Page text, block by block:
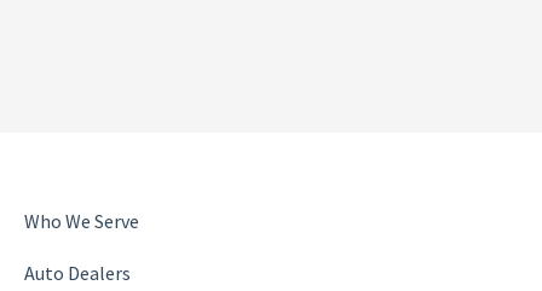
Who We Serve
Auto Dealers